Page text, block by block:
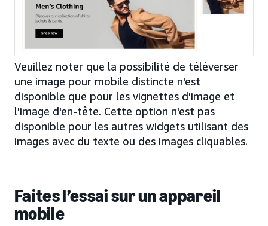
Veuillez noter que la possibilité de téléverser
une image pour mobile distincte n'est
disponible que pour les vignettes d'image et
l'image d'en-tête. Cette option n'est pas
disponible pour les autres widgets utilisant des
images avec du texte ou des images cliquables.
Faites l’essai sur un appareil
mobile